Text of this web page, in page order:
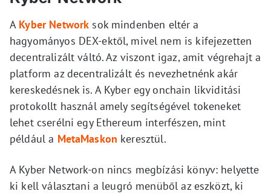
A Kyber Network sok mindenben eltér a
hagyományos DEX-ektől, mivel nem is kifejezetten
decentralizált váltó. Az viszont igaz, amit végrehajt a
platform az decentralizált és nevezhetnénk akár
kereskedésnek is. A Kyber egy onchain likviditási
protokollt használ amely segítségével tokeneket
lehet cserélni egy Ethereum interfészen, mint
például a MetaMaskon keresztül.
A Kyber Network-on nincs megbízási könyv: helyette
ki kell választani a leugró menüből az eszközt, ki